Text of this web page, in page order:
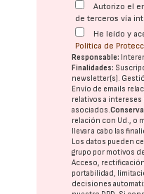
Autorizo el
de terceros vía
He leído y
Política de
Responsable:
Finalidades:
newsletter(s).
Envío de emails
relativos a intereses
asociados.
relación con Ud., o
llevar a cabo las
Los datos pueden
grupo por motivos
Acceso,
portabilidad,
decisiones